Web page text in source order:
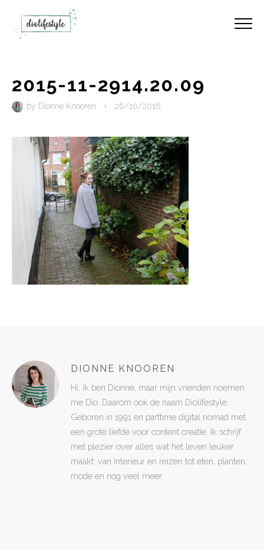
2015-11-2914.20.09
by Dionne Knooren • 26/10/2016
DIONNE KNOOREN
Hi, ik ben Dionne, maar mijn vrienden noemen
me Dio. Daarom ook de naam Diolifestyle.
Geboren in 1991 en parttime digital nomad met
een grote liefde voor content creatie. Ik schrijf
met plezier over alles wat het leven leuker
maakt: van interieur en reizen tot eten, planten,
mode en nog veel meer.